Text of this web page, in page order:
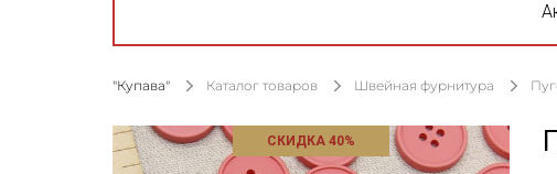
"Купава" Каталог товаров Швейная фурнитура
СКИДКА 40%